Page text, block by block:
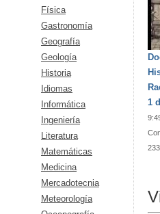
Física
Gastronomía
Geografía
Geología
Historia
Idiomas
Informática
Ingeniería
Literatura
Matemáticas
Medicina
Mercadotecnia
Meteorología
1